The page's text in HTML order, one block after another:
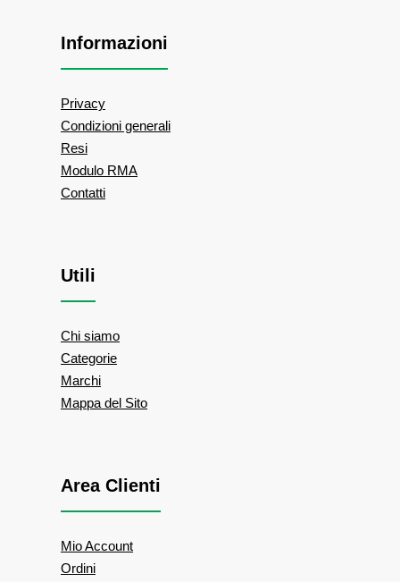
Informazioni
Privacy
Condizioni generali
Resi
Modulo RMA
Contatti
Utili
Chi siamo
Categorie
Marchi
Mappa del Sito
Area Clienti
Mio Account
Ordini